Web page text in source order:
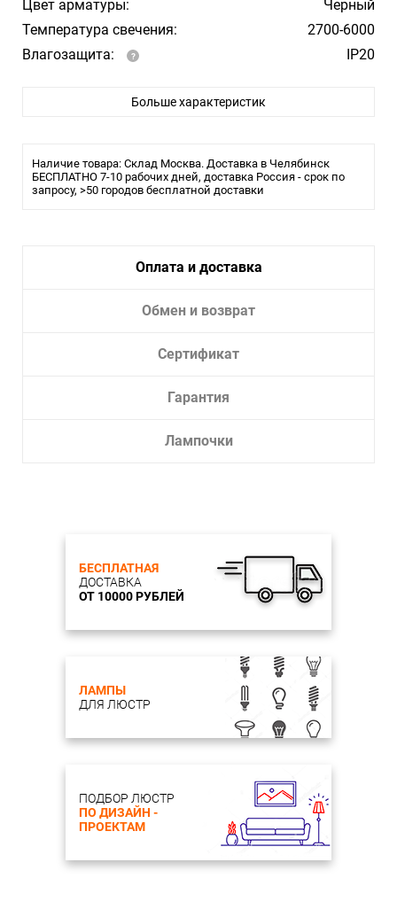
Цвет арматуры:
Черный
Температура свечения:
2700-6000
Влагозащита:
IP20
Больше характеристик
Наличие товара: Склад Москва. Доставка в Челябинск
БЕСПЛАТНО 7-10 рабочих дней, доставка Россия - срок по
запросу, >50 городов бесплатной доставки
Оплата и доставка
Обмен и возврат
Сертификат
Гарантия
Лампочки
БЕСПЛАТНАЯ
ДОСТАВКА
ОТ 10000 РУБЛЕЙ
ЛАМПЫ
ДЛЯ ЛЮСТР
ПОДБОР ЛЮСТР
ПО ДИЗАЙН -
ПРОЕКТАМ